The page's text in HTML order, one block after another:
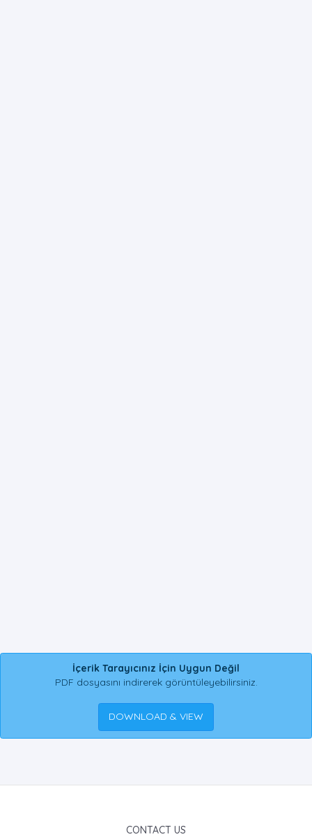
İçerik Tarayıcınız İçin Uygun Değil
PDF dosyasını indirerek görüntüleyebilirsiniz.
DOWNLOAD & VIEW
CONTACT US